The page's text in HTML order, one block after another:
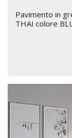
Pavimento in
THAI colore